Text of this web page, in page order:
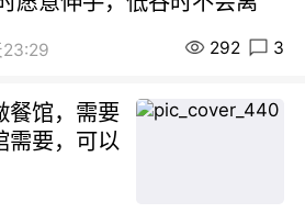
23:29 292 3
餐馆，需要
需要，可以